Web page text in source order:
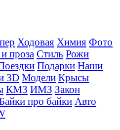
Ходовая Химия Фото
проза Стиль Рожи
Подарки Наши
3D Модели Крысы
КМЗ ИМЗ Закон
про байки Авто